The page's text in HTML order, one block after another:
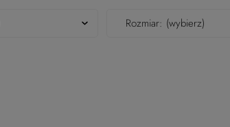
Rozmiar: (wybierz)